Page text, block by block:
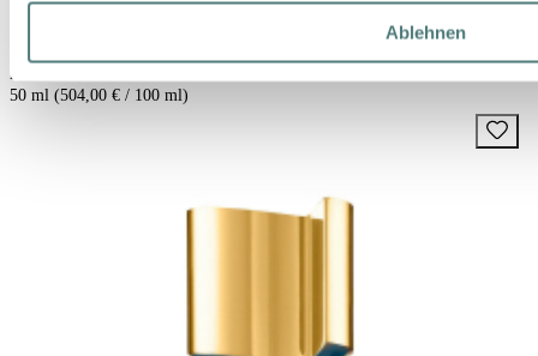
Ablehnen
Karagoz Extrait de Parfum
252,00 €
50 ml (504,00 € / 100 ml)